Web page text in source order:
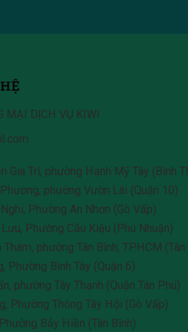
MẠI DỊCH VỤ KIWI
Gia Trí, phường Hạnh Mỹ Tây (Bình
phường Vườn Lài (Quận 10)
Phường An Nhơn (Gò Vấp)
Phường Cầu Kiệu (Phú Nhuận)
phường Tân Bình, TP.HCM (Tân
Phường Bình Tây (Quận 6)
phường Tây Thạnh (Quận Tân Phú)
Phường Thông Tây Hội (Gò Vấp)
Bảy Hiền (Tân Bình)